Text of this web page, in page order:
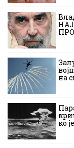
на
ко